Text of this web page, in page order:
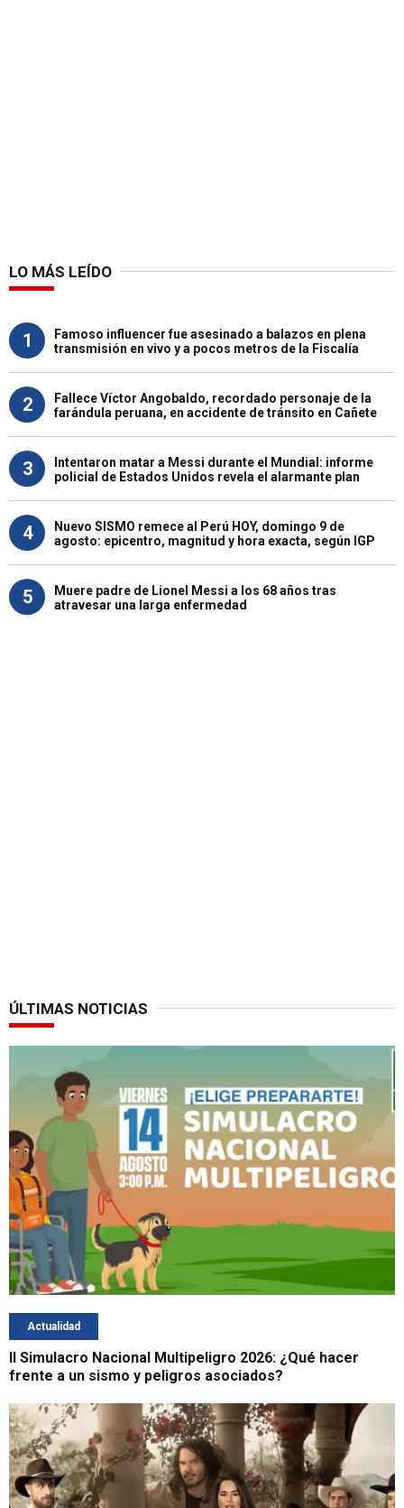
LO MÁS LEÍDO
1
Famoso influencer fue asesinado a balazos en plena
transmisión en vivo y a pocos metros de la Fiscalía
2
Fallece Víctor Angobaldo, recordado personaje de la
farándula peruana, en accidente de tránsito en Cañete
3
Intentaron matar a Messi durante el Mundial: informe
policial de Estados Unidos revela el alarmante plan
4
Nuevo SISMO remece al Perú HOY, domingo 9 de
agosto: epicentro, magnitud y hora exacta, según IGP
5
Muere padre de Lionel Messi a los 68 años tras
atravesar una larga enfermedad
ÚLTIMAS NOTICIAS
Actualidad
II Simulacro Nacional Multipeligro 2026: ¿Qué hacer
frente a un sismo y peligros asociados?